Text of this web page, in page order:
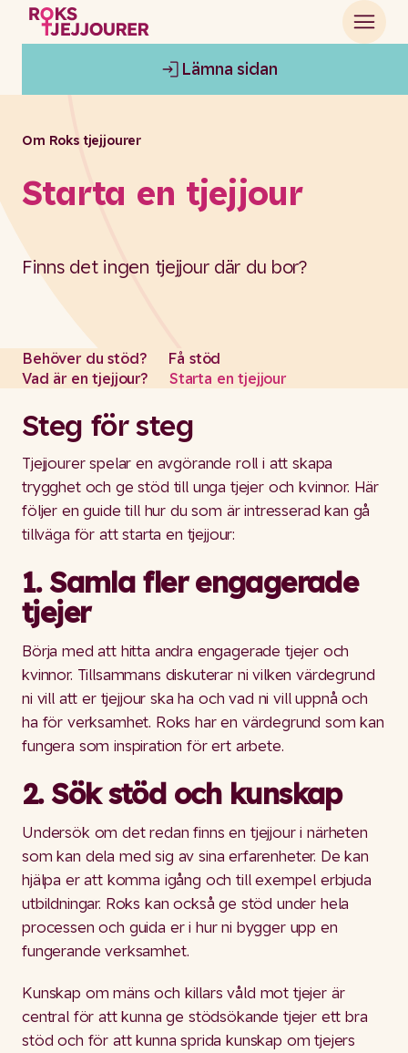
Lämna sidan
Om Roks tjejjourer
Starta en tjejjour
Finns det ingen tjejjour där du bor?
Behöver du stöd?
Få stöd
Vad är en tjejjour?
Starta en tjejjour
Steg för steg
Tjejjourer spelar en avgörande roll i att skapa
trygghet och ge stöd till unga tjejer och kvinnor. Här
följer en guide till hur du som är intresserad kan gå
tillväga för att starta en tjejjour:
1. Samla fler engagerade
tjejer
Börja med att hitta andra engagerade tjejer och
kvinnor. Tillsammans diskuterar ni vilken värdegrund
ni vill att er tjejjour ska ha och vad ni vill uppnå och
ha för verksamhet. Roks har en värdegrund som kan
fungera som inspiration för ert arbete.
2. Sök stöd och kunskap
Undersök om det redan finns en tjejjour i närheten
som kan dela med sig av sina erfarenheter. De kan
hjälpa er att komma igång och till exempel erbjuda
utbildningar. Roks kan också ge stöd under hela
processen och guida er i hur ni bygger upp en
fungerande verksamhet.
Kunskap om mäns och killars våld mot tjejer är
central för att kunna ge stödsökande tjejer ett bra
stöd och för att kunna sprida kunskap om tjejers